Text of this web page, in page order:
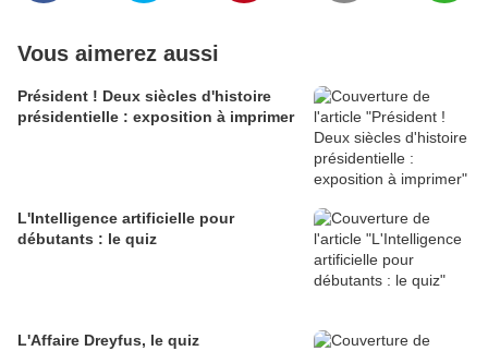
Vous aimerez aussi
Président ! Deux siècles d'histoire
présidentielle : exposition à imprimer
L'Intelligence artificielle pour
débutants : le quiz
L'Affaire Dreyfus, le quiz